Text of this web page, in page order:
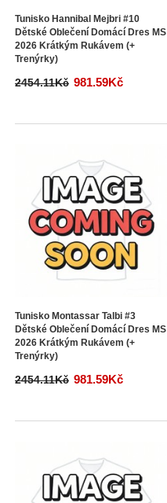
Tunisko Hannibal Mejbri #10
Dětské Oblečení Domácí Dres MS
2026 Krátkým Rukávem (+
Trenýrky)
2454.11Kč 981.59Kč
Tunisko Montassar Talbi #3
Dětské Oblečení Domácí Dres MS
2026 Krátkým Rukávem (+
Trenýrky)
2454.11Kč 981.59Kč